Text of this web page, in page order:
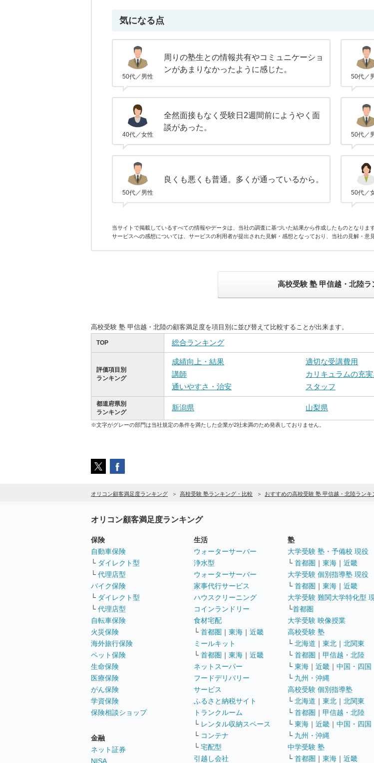
気になる点
50代／男性
周りの塾生との情報共有やコミュニケーショ
ンがあまりなかったように感じた。
50代／
40代／女性
全然面接もなく受験日2週間前にようやく面
談があった。
50代／
50代／男性
良くも悪くも普通。多くが通っているから。
50代／
当サイトで掲載しているすべての情報やデータは、当社の調査に基づいた結果から作成したものとなります
サービスへの感想については、サービスの利用者が提出された見解・感想となっており、当社の見解・意
高校受験 塾 甲信越・北陸
高校受験 塾 甲信越・北陸の顧客満足度を項目別に並び替えて比較することが出来ます。
TOP 総合ランキング
評価項目別
ランキング
成績向上・結果 適切な受講費用
講師
カリキュラムの充実
通いやすさ・治安
スタッフ
都道府県別
ランキング
新潟県 山梨県
※文字がグレーの部門は当社規定の条件を満たした企業が2社未満のため発表しておりません。
オリコン顧客満足度ランキング 高校受験 塾ランキング・比較 おすすめの高校受験 塾 甲信越・北陸ランキ
オリコン顧客満足度ランキング
保険
自動車保険
└ ダイレクト型
└ 代理店型
バイク保険
└ ダイレクト型
└ 代理店型
自転車保険
火災保険
海外旅行保険
ペット保険
生命保険
医療保険
がん保険
学資保険
保険相談ショップ
金融
ネット証券
NISA
生活
ウォーターサーバー
浄水型
ウォーターサーバー
家事代行サービス
ハウスクリーニング
コインランドリー
食材宅配
└ 首都圏 ｜ 東海 ｜ 近畿
ミールキット
└ 首都圏 ｜ 東海 ｜ 近畿
ネットスーパー
フードデリバリー
サービス
ふるさと納税サイト
トランクルーム
└ レンタル収納スペース
└ コンテナ
└ 宅配型
引越し会社
塾
大学受験 塾・予備校 現役
└ 首都圏 ｜ 東海 ｜ 近畿
大学受験 個別指導塾 現役
└ 首都圏 ｜ 東海 ｜ 近畿
大学受験 難関大学特化型
└首都圏
大学受験 映像授業
高校受験 塾
└ 北海道 ｜ 東北 ｜ 北関東
└ 首都圏 ｜ 甲信越・北陸
└ 東海 ｜ 近畿 ｜ 中国・四国
└ 九州・沖縄
高校受験 個別指導塾
└ 北海道 ｜ 東北 ｜ 北関東
└ 首都圏 ｜ 甲信越・北陸
└ 東海 ｜ 近畿 ｜ 中国・四国
└ 九州・沖縄
中学受験 塾
└ 首都圏 ｜ 東海 ｜ 近畿